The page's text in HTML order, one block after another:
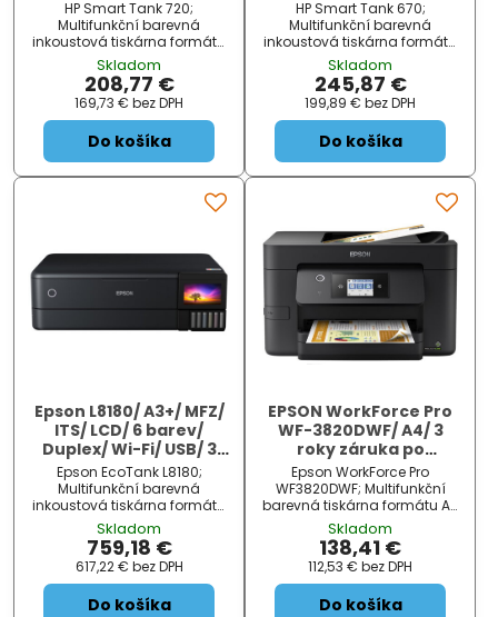
4800x1200dpi/ AirPrint/
HP Smart Print/ Cloud
Print/ ePrint/ USB/ WiFi/
BT/
HP Smart Tank 720;
Multifunkční barevná
inkoustová tiskárna formátu
A4 nabízející funkce tisku,
skeneru a kopírky. Rozlišení
tisku je až 4800 x 1200 dpi a
rozlišení skeneru až 1200 x
1200 dpi. Rychlost t...
Skladom
208,77 €
169,73 € bez DPH
Do košíka
4800x1200dpi/ AirPrint/
HP Smart Print/ Cloud
Print/ ePrint/ USB/ WiFi/
BT/
HP Smart Tank 670;
Multifunkční barevná
inkoustová tiskárna formátu
A4 nabízející funkce tisku,
skeneru a kopírky. Rozlišení
tisku je až 4800 x 1200 dpi a
rozlišení skeneru až 1200 x
1200 dpi. Rychlost t...
Skladom
245,87 €
199,89 € bez DPH
Do košíka
Epson L8180/ A3+/ MFZ/
ITS/ LCD/ 6 barev/
Duplex/ Wi-Fi/ USB/ 3
roky záruka po
registraci
Epson EcoTank L8180;
Multifunkční barevná
inkoustová tiskárna formátu
A3+ nabízející vysoké
rozlišení tisku až 5760 x 1440
obrazových bodů při
rychlosti až 16 stran za
minutu černobíle a 12 str...
Skladom
759,18 €
617,22 € bez DPH
Do košíka
EPSON WorkForce Pro
WF-3820DWF/ A4/ 3
roky záruka po
registraci
Epson WorkForce Pro
WF3820DWF; Multifunkční
barevná tiskárna formátu A4
nabízející funkce tisku,
skeneru, kopírky a faxu.
Rozlišení tisku je až 4800 x
2400 dpi a rozlišení skeneru
až 1200 x 2400 dpi. J...
Skladom
138,41 €
112,53 € bez DPH
Do košíka